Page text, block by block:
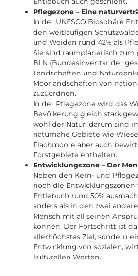
Pflegezone – Eine
In der UNESCO Biosphäre
den weitläufigen
und Weiden rund 42% als
Sie sind raumplanerisch zum
BLN (Bundesinventar der
Landschaften und
Moorlandschaften von
zuzuordnen.
In der Pflegezone wird das
Bevölkerung gleich stark
wohl der Natur, darum sind
naturnahe Gebiete wie
Flachmoore aber auch
Forstgebiete enthalten.
Entwicklungszone – Der
Neben den Kern- und
noch die Entwicklungszonen
Entlebuch rund 50%
anders als in den zwei
Mensch mit all seinen
können. Der Fortschritt ist
allerhöchstes Ziel, sondern
Entwicklung von sozialen,
kulturellen Werten.